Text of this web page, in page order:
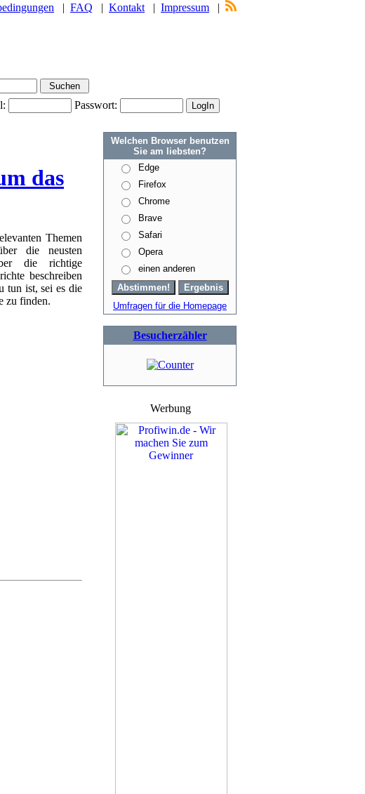
| FAQ | Kontakt | Impressum |
Passwort:
das
Themen
die neusten
die richtige
beschreiben
tun ist, sei es die
zu finden.
Welchen Browser benutzen
Sie am liebsten?
Edge
Firefox
Chrome
Brave
Safari
Opera
einen anderen
Umfragen für die Homepage
Besucherzähler
Werbung